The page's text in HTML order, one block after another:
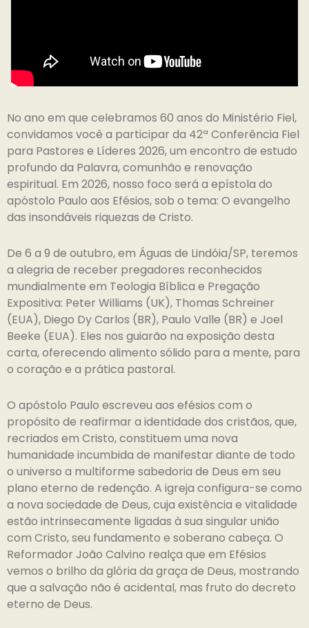
No ano em que celebramos 60 anos do Ministério Fiel,
convidamos você a participar da 42ª Conferência Fiel
para Pastores e Líderes 2026, um encontro de estudo
profundo da Palavra, comunhão e renovação
espiritual. Em 2026, nosso foco será a epístola do
apóstolo Paulo aos Efésios, sob o tema: O evangelho
das insondáveis riquezas de Cristo.
De 6 a 9 de outubro, em Águas de Lindóia/SP, teremos
a alegria de receber pregadores reconhecidos
mundialmente em Teologia Bíblica e Pregação
Expositiva: Peter Williams (UK), Thomas Schreiner
(EUA), Diego Dy Carlos (BR), Paulo Valle (BR) e Joel
Beeke (EUA). Eles nos guiarão na exposição desta
carta, oferecendo alimento sólido para a mente, para
o coração e a prática pastoral.
O apóstolo Paulo escreveu aos efésios com o
propósito de reafirmar a identidade dos cristãos, que,
recriados em Cristo, constituem uma nova
humanidade incumbida de manifestar diante de todo
o universo a multiforme sabedoria de Deus em seu
plano eterno de redenção. A igreja configura-se como
a nova sociedade de Deus, cuja existência e vitalidade
estão intrinsecamente ligadas à sua singular união
com Cristo, seu fundamento e soberano cabeça. O
Reformador João Calvino realça que em Efésios
vemos o brilho da glória da graça de Deus, mostrando
que a salvação não é acidental, mas fruto do decreto
eterno de Deus.